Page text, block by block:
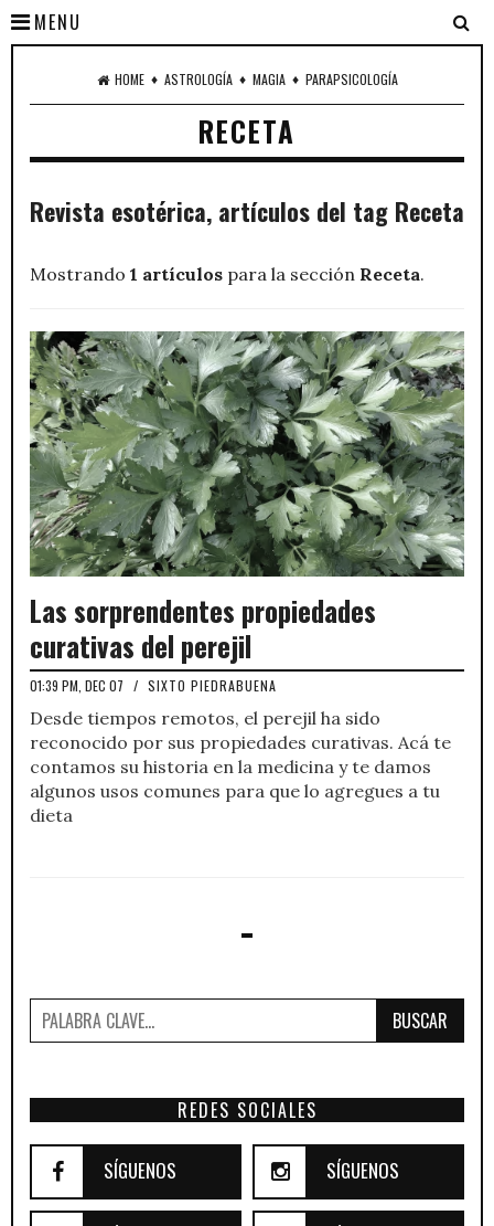
MENU
HOME ♦ ASTROLOGÍA ♦ MAGIA ♦ PARAPSICOLOGÍA
RECETA
Revista esotérica, artículos del tag Receta
Mostrando 1 artículos para la sección Receta.
Las sorprendentes propiedades
curativas del perejil
01:39 PM, DEC 07 / SIXTO PIEDRABUENA
Desde tiempos remotos, el perejil ha sido
reconocido por sus propiedades curativas. Acá te
contamos su historia en la medicina y te damos
algunos usos comunes para que lo agregues a tu
dieta
BUSCAR
REDES SOCIALES
SÍGUENOS SÍGUENOS